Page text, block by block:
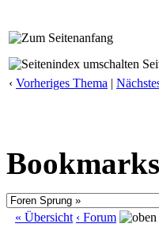
‹ Vorheriges Thema |
Bookmarks
« Übersicht ‹ Forum